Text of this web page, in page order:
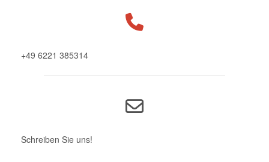
+49 6221 385314
Schreiben Sie uns!